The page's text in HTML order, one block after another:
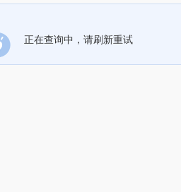
正在查询中，请刷新重试